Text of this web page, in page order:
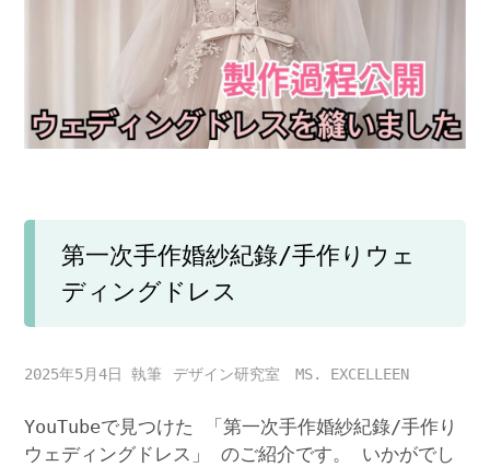
第一次手作婚紗紀錄/手作りウェ
ディングドレス
2025年5月4日 デザイン研究室 MS. EXCELLEEN
YouTubeで見つけた 「第一次手作婚紗紀錄/手作り
ウェディングドレス」 のご紹介です。 いかがでし